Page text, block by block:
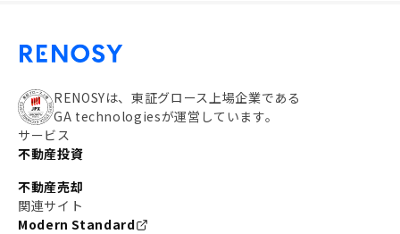
RENOSYは、東証グロース上場企業である
GA technologiesが運営しています。
サービス
不動産投資
不動産売却
関連サイト
Modern Standard